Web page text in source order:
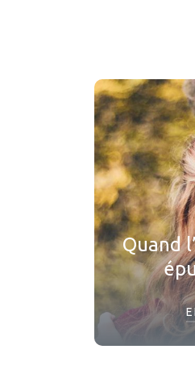
Quand